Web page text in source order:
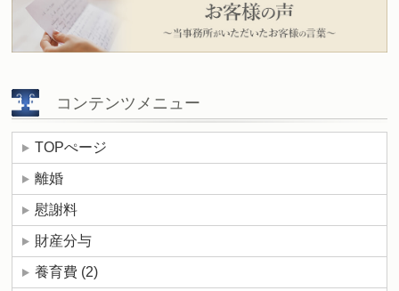
コンテンツメニュー
TOPぺージ
離婚
慰謝料
財産分与
養育費 (2)